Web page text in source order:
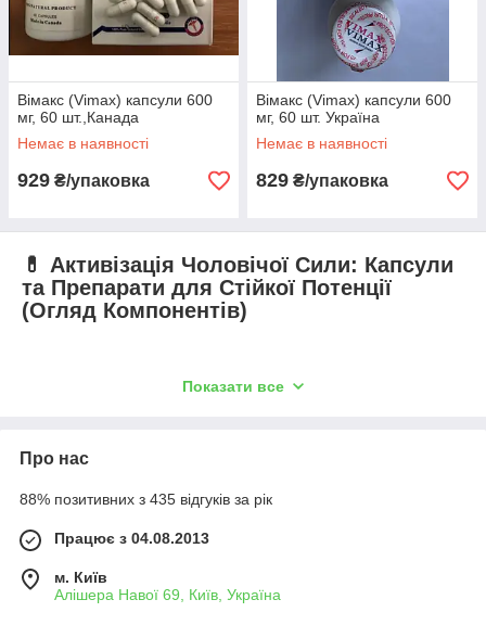
Вімакс (Vimax) капсули 600
мг, 60 шт.,Канада
Немає в наявності
929 ₴/упаковка
Вімакс (Vimax) капсули 600
мг, 60 шт. Україна
Немає в наявності
829 ₴/упаковка
💊 Активізація Чоловічої Сили: Капсули
та Препарати для Стійкої Потенції
(Огляд Компонентів)
Для ефективного посилення чоловічої потенції та
систему, гормональний фон та нервові центри.
Наводимо перелікнайкращих та найбільш досліджених
, які входять до складу топових препаратів для
потенції, доступних на ринку.
⚡ Ключові Компоненти та Їхня Дія
Показати все
Про нас
88% позитивних з 435 відгуків за рік
Працює з 04.08.2013
м. Київ
Алішера Навої 69, Київ, Україна